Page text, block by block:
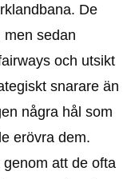
De
men sedan
och utsikt
snarare än
några hål som
erövra dem.
att de ofta